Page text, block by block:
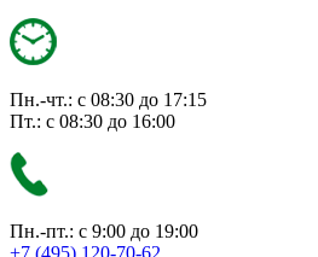
Пн.-чт.: с 08:30 до 17:15
Пт.: с 08:30 до 16:00
Пн.-пт.: с 9:00 до 19:00
+7 (495) 120-70-62